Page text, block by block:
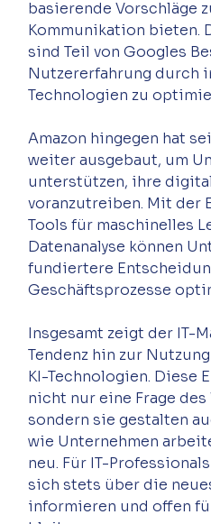
basierende Vorschläge
Kommunikation bieten.
sind Teil von Googles
Nutzererfahrung durch
Amazon hingegen hat
weiter ausgebaut, um
unterstützen, ihre
voranzutreiben. Mit der
Tools für maschinelles
Datenanalyse können
fundiertere
Insgesamt zeigt der IT-
Tendenz hin zur
KI-Technologien. Diese
nicht nur eine Frage
sondern sie gestalten
wie Unternehmen
neu. Für IT-
sich stets über die
informieren und offen